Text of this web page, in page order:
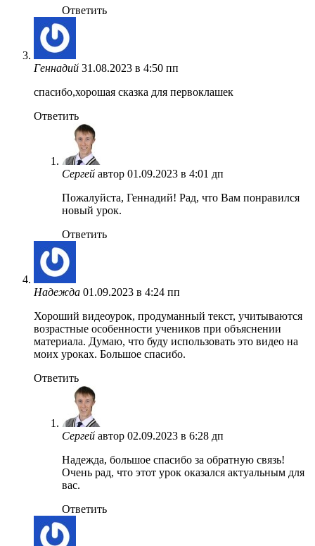
Ответить
Геннадий 31.08.2023 в 4:50 пп
спасибо,хорошая сказка для первоклашек
Ответить
Сергей автор 01.09.2023 в 4:01 дп
Пожалуйста, Геннадий! Рад, что Вам понравился
новый урок.
Ответить
Надежда 01.09.2023 в 4:24 пп
Хороший видеоурок, продуманный текст, учитываются
возрастные особенности учеников при объяснении
материала. Думаю, что буду использовать это видео на
моих уроках. Большое спасибо.
Ответить
Сергей автор 02.09.2023 в 6:28 дп
Надежда, большое спасибо за обратную связь!
Очень рад, что этот урок оказался актуальным для
вас.
Ответить